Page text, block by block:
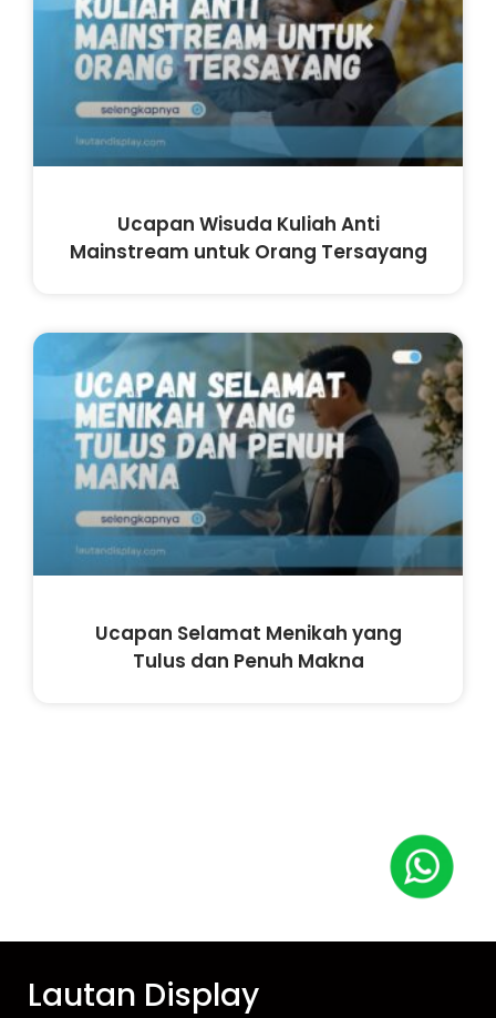
Ucapan Wisuda Kuliah Anti
Mainstream untuk Orang Tersayang
Ucapan Selamat Menikah yang
Tulus dan Penuh Makna
Lautan Display